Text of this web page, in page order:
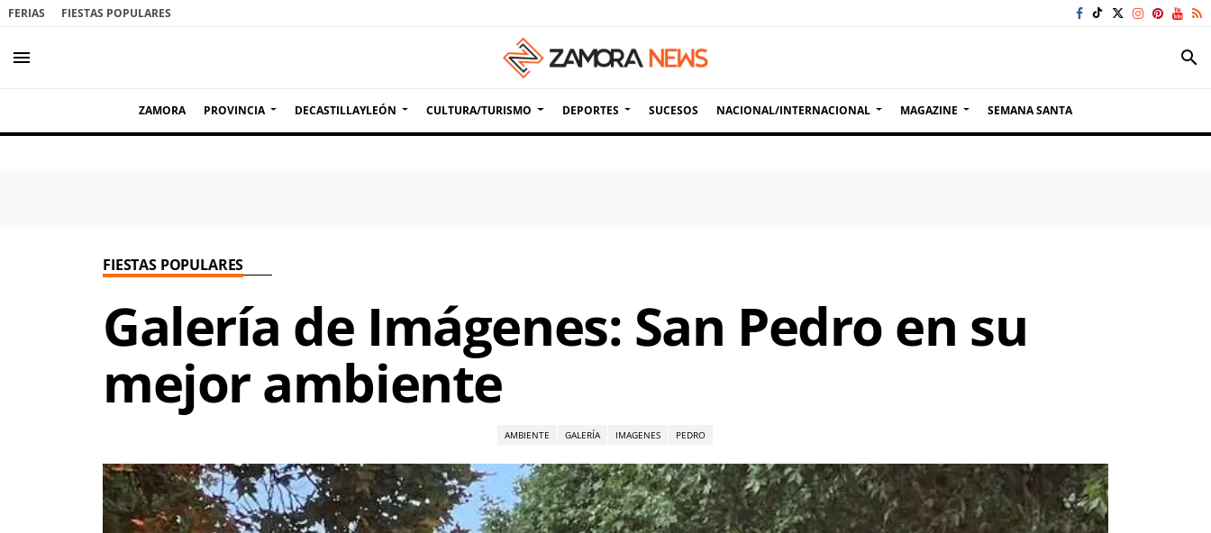
FERIAS FIESTAS POPULARES
menu search
ZAMORA PROVINCIA DECASTILLAYLEÓN CULTURA/TURISMO DEPORTES SUCESOS NACIONAL/INTERNACIONAL MAGAZINE SEMANA SANTA
FIESTAS POPULARES
Galería de Imágenes: San Pedro en su
mejor ambiente
AMBIENTE GALERÍA IMAGENES PEDRO